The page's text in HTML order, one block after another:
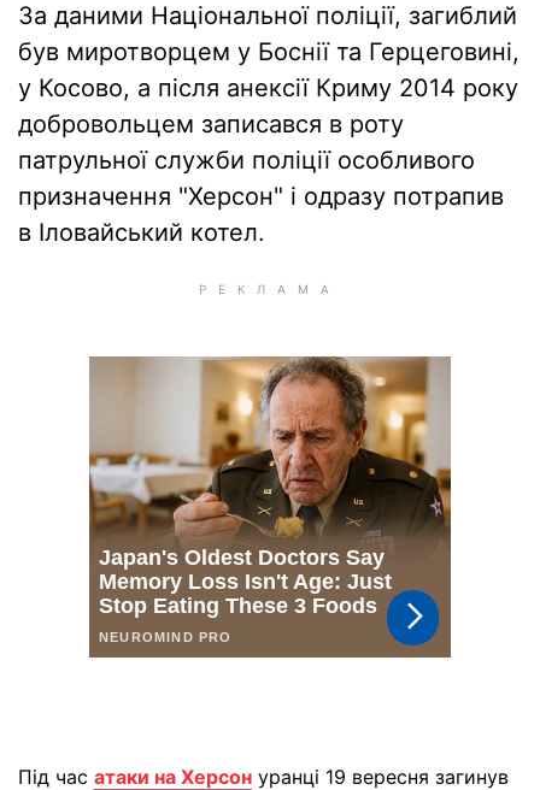
За даними Національної поліції, загиблий
був миротворцем у Боснії та Герцеговині,
у Косово, а після анексії Криму 2014 року
добровольцем записався в роту
патрульної служби поліції особливого
призначення "Херсон" і одразу потрапив
в Іловайський котел.
Під час атаки на Херсон уранці 19 вересня загинув